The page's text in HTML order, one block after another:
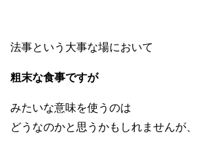
法事という大事な場において
粗末な食事ですが
みたいな意味を使うのは
どうなのかと思うかもしれませんが、